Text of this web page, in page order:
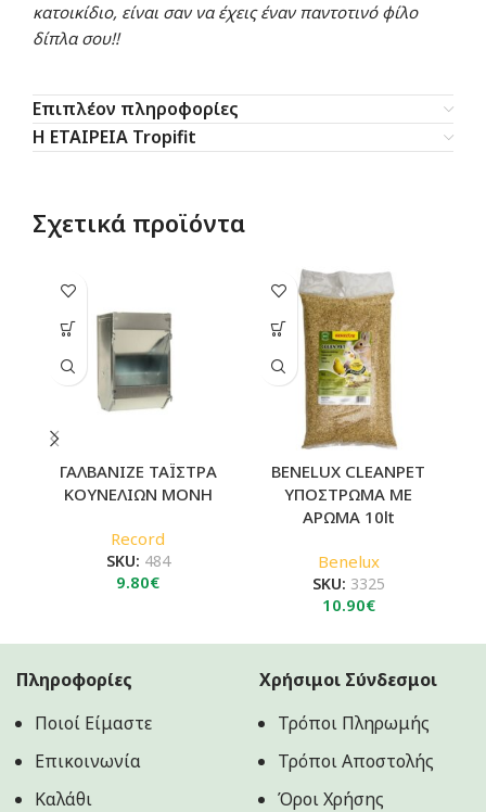
κατοικίδιο, είναι σαν να έχεις έναν παντοτινό φίλο
δίπλα σου!!
Επιπλέον πληροφορίες
Η ΕΤΑΙΡΕΙΑ Tropifit
Σχετικά προϊόντα
ΓΑΛΒΑΝΙΖΕ ΤΑΪΣΤΡΑ
ΚΟΥΝΕΛΙΩΝ ΜΟΝΗ
Record
SKU: 484
9.80€
BENELUX CLEANPET
ΥΠΟΣΤΡΩΜΑ ΜΕ
ΑΡΩΜΑ 10lt
Benelux
SKU: 3325
10.90€
Πληροφορίες
Ποιοί Είμαστε
Επικοινωνία
Καλάθι
Χρήσιμοι Σύνδεσμοι
Τρόποι Πληρωμής
Τρόποι Αποστολής
Όροι Χρήσης